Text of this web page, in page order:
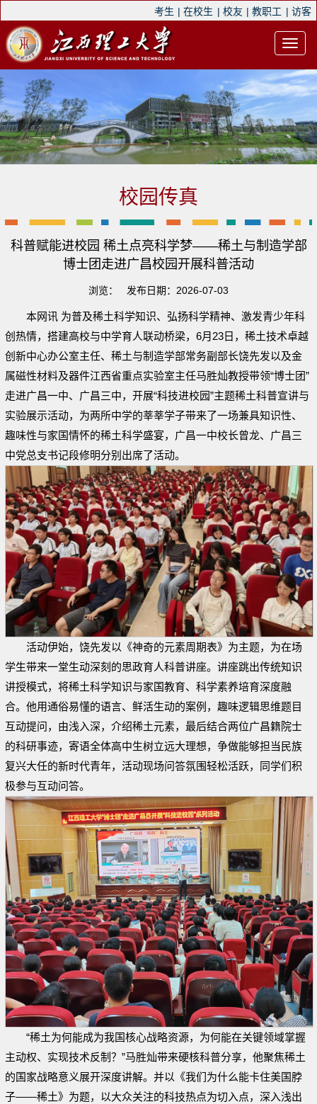
考生 | 在校生 | 校友 | 教职工 | 访客
校园传真
科普赋能进校园 稀土点亮科学梦——稀土与制造学部
博士团走进广昌校园开展科普活动
浏览： 发布日期：2026-07-03
本网讯 为普及稀土科学知识、弘扬科学精神、激发青少年科
创热情，搭建高校与中学育人联动桥梁，6月23日，稀土技术卓越
创新中心办公室主任、稀土与制造学部常务副部长饶先发以及金
属磁性材料及器件江西省重点实验室主任马胜灿教授带领“博士团”
走进广昌一中、广昌三中，开展“科技进校园”主题稀土科普宣讲与
实验展示活动，为两所中学的莘莘学子带来了一场兼具知识性、
趣味性与家国情怀的稀土科学盛宴，广昌一中校长曾龙、广昌三
中党总支书记段修明分别出席了活动。
活动伊始，饶先发以《神奇的元素周期表》为主题，为在场
学生带来一堂生动深刻的思政育人科普讲座。讲座跳出传统知识
讲授模式，将稀土科学知识与家国教育、科学素养培育深度融
合。他用通俗易懂的语言、鲜活生动的案例，趣味逻辑思维题目
互动提问，由浅入深，介绍稀土元素，最后结合两位广昌籍院士
的科研事迹，寄语全体高中生树立远大理想，争做能够担当民族
复兴大任的新时代青年，活动现场问答氛围轻松活跃，同学们积
极参与互动问答。
“稀土为何能成为我国核心战略资源，为何能在关键领域掌握
主动权、实现技术反制？”马胜灿带来硬核科普分享，他聚焦稀土
的国家战略意义展开深度讲解。并以《我们为什么能卡住美国脖
子——稀土》为题，以大众关注的科技热点为切入点，深入浅出